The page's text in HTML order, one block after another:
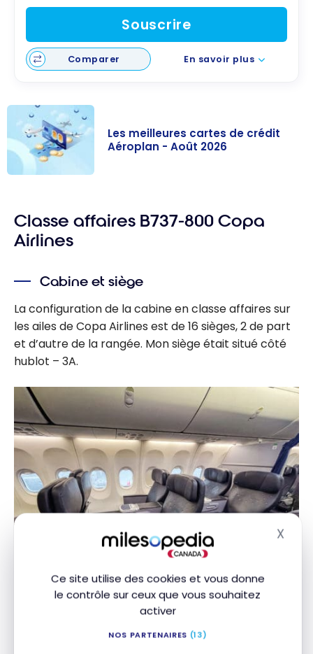
Ce site utilise des cookies et vous donne
le contrôle sur ceux que vous souhaitez
activer
NOS PARTENAIRES (13)
X
Souscrire
Comparer En savoir plus
crédit Aéroplan
- Août 2026
Les meilleures cartes de crédit
Aéroplan - Août 2026
Classe affaires B737-800 Copa
Airlines
Cabine et siège
La configuration de la cabine en classe affaires sur
les ailes de Copa Airlines est de 16 sièges, 2 de part
et d’autre de la rangée. Mon siège était situé côté
hublot – 3A.
Chaque siège est doté d’une tablette rangée dans
l’accoudoir gauche, et d’un écran tactile un peu